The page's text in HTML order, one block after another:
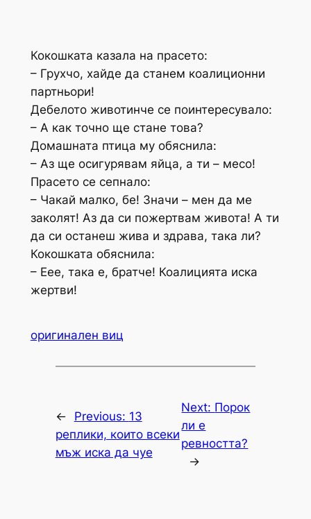
Кокошката казала на прасето:
– Грухчо, хайде да станем коалиционни
партньори!
Дебелото животинче се поинтересувало:
– А как точно ще стане това?
Домашната птица му обяснила:
– Аз ще осигурявам яйца, а ти – месо!
Прасето се сепнало:
– Чакай малко, бе! Значи – мен да ме
заколят! Аз да си пожертвам живота! А ти
да си останеш жива и здрава, така ли?
Кокошката обяснила:
– Еее, така е, братче! Коалицията иска
жертви!
оригинален виц
← Previous: 13
реплики, които всеки
мъж иска да чуе
Next: Порок
ли е
ревността?
→